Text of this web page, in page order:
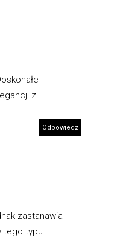
z
Odpowiedz
zastanawia
tego typu